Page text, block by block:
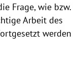
Frage, wie bzw.
Arbeit des
werden